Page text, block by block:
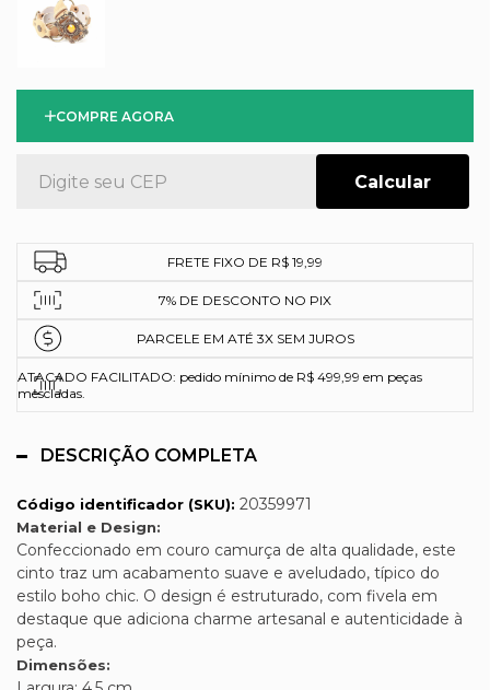
COMPRE AGORA
FRETE FIXO DE R$ 19,99
7% DE DESCONTO NO PIX
PARCELE EM ATÉ 3X SEM JUROS
ATACADO FACILITADO: pedido mínimo de R$ 499,99 em peças
mescladas.
DESCRIÇÃO COMPLETA
Código identificador (SKU): 20359971
Material e Design:
Confeccionado em couro camurça de alta qualidade, este
cinto traz um acabamento suave e aveludado, típico do
estilo boho chic. O design é estruturado, com fivela em
destaque que adiciona charme artesanal e autenticidade à
peça.
Dimensões: